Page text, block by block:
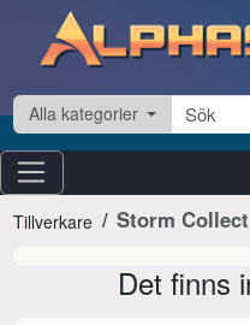
Hoppa till innehåll
Alla kategorier
Tillverkare Storm
Det finns